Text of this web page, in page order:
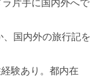
片手に国内外へで
国内外の旅行記を
験あり。都内在